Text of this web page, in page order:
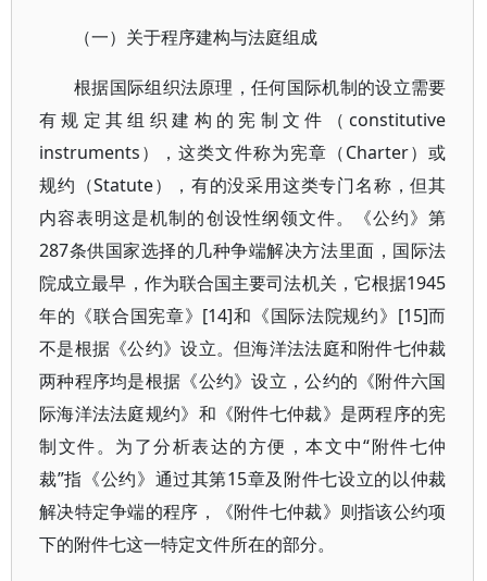
（一）关于程序建构与法庭组成
根据国际组织法原理，任何国际机制的设立需要
有规定其组织建构的宪制文件（constitutive
instruments），这类文件称为宪章（Charter）或
规约（Statute），有的没采用这类专门名称，但其
内容表明这是机制的创设性纲领文件。《公约》第
287条供国家选择的几种争端解决方法里面，国际法
院成立最早，作为联合国主要司法机关，它根据1945
年的《联合国宪章》[14]和《国际法院规约》[15]而
不是根据《公约》设立。但海洋法法庭和附件七仲裁
两种程序均是根据《公约》设立，公约的《附件六国
际海洋法法庭规约》和《附件七仲裁》是两程序的宪
制文件。为了分析表达的方便，本文中“附件七仲
裁”指《公约》通过其第15章及附件七设立的以仲裁
解决特定争端的程序，《附件七仲裁》则指该公约项
下的附件七这一特定文件所在的部分。